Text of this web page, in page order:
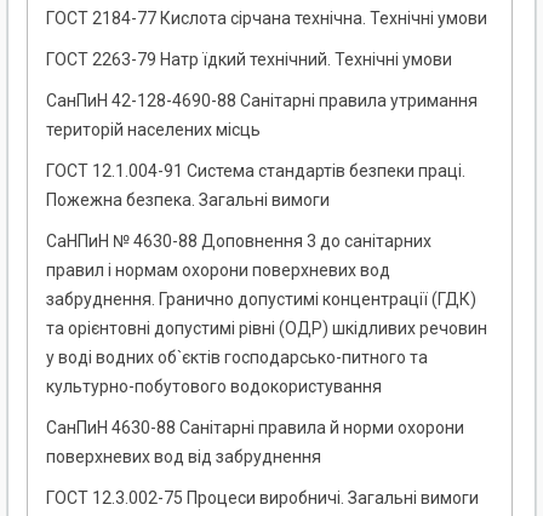
ГОСТ 2184-77 Кислота сірчана технічна. Технічні умови
ГОСТ 2263-79 Натр їдкий технічний. Технічні умови
СанПиН 42-128-4690-88 Санітарні правила утримання
територій населених місць
ГОСТ 12.1.004-91 Система стандартів безпеки праці.
Пожежна безпека. Загальні вимоги
СаНПиН № 4630-88 Доповнення 3 до санітарних
правил і нормам охорони поверхневих вод
забруднення. Гранично допустимі концентрації (ГДК)
та орієнтовні допустимі рівні (ОДР) шкідливих речовин
у воді водних об`єктів господарсько-питного та
культурно-побутового водокористування
СанПиН 4630-88 Санітарні правила й норми охорони
поверхневих вод від забруднення
ГОСТ 12.3.002-75 Процеси виробничі. Загальні вимоги